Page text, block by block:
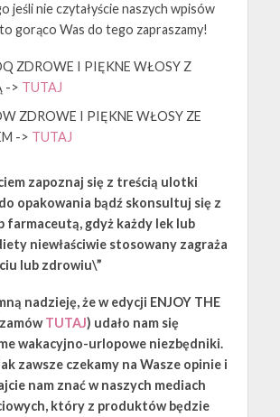
jeśli nie czytałyście naszych wpisów
gorąco Was do tego zapraszamy!
ZDROWE I PIĘKNE WŁOSY Z
-> TUTAJ
ZDROWE I PIĘKNE WŁOSY ZE
-> TUTAJ
zapoznaj się z treścią ulotki
opakowania bądź skonsultuj się z
farmaceutą, gdyż każdy lek lub
niewłaściwie stosowany zagraża
lub zdrowiu\”
nadzieję, że w edycji ENJOY THE
TUTAJ) udało nam się
wakacyjno-urlopowe niezbędniki.
zawsze czekamy na Wasze opinie i
nam znać w naszych mediach
który z produktów będzie